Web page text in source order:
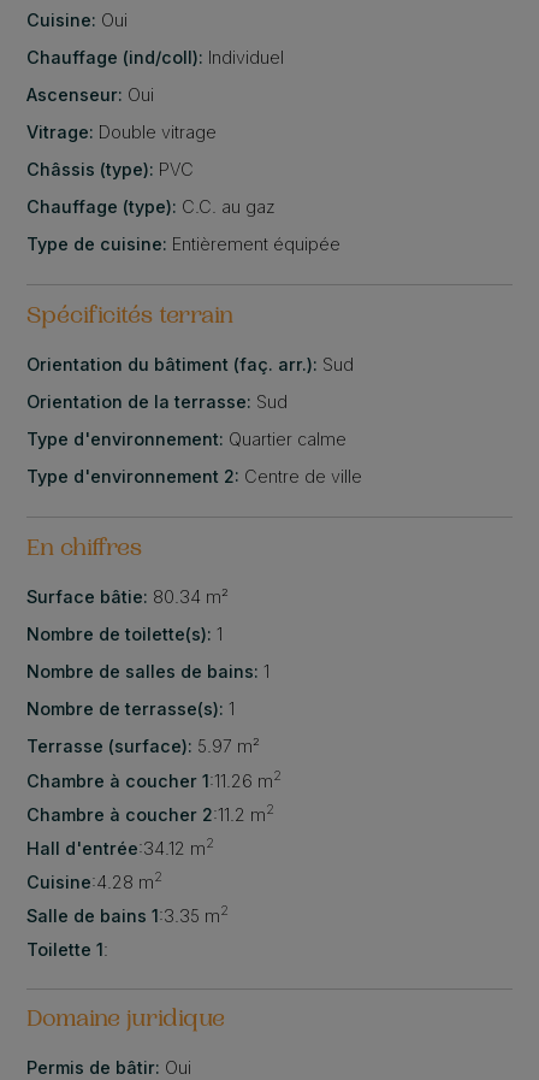
Cuisine: Oui
Chauffage (ind/coll): Individuel
Ascenseur: Oui
Vitrage: Double vitrage
Châssis (type): PVC
Chauffage (type): C.C. au gaz
Type de cuisine: Entièrement équipée
Spécificités terrain
Orientation du bâtiment (faç. arr.): Sud
Orientation de la terrasse: Sud
Type d'environnement: Quartier calme
Type d'environnement 2: Centre de ville
En chiffres
Surface bâtie: 80.34 m²
Nombre de toilette(s): 1
Nombre de salles de bains: 1
Nombre de terrasse(s): 1
Terrasse (surface): 5.97 m²
Chambre à coucher 1:11.26 m2
Chambre à coucher 2:11.2 m2
Hall d'entrée:34.12 m2
Cuisine:4.28 m2
Salle de bains 1:3.35 m2
Toilette 1:
Domaine juridique
Permis de bâtir: Oui